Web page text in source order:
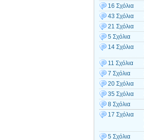
16 Σχόλια
43 Σχόλια
21 Σχόλια
5 Σχόλια
14 Σχόλια
11 Σχόλια
7 Σχόλια
20 Σχόλια
35 Σχόλια
8 Σχόλια
17 Σχόλια
5 Σχόλια